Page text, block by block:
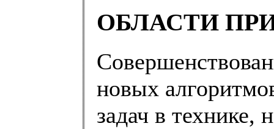
ОБЛАСТИ
новых
задач в технике,